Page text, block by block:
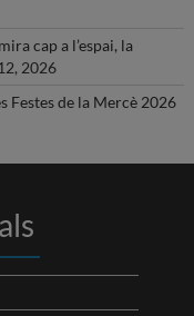
cap a l’espai, la
2026
Festes de la Mercè 2026